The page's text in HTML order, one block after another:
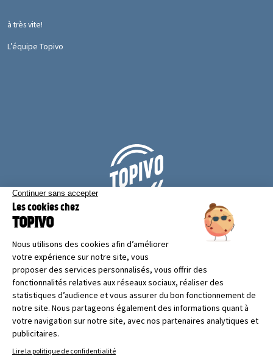
à très vite!
L’équipe Topivo
CONTACTEZ-NOUS !